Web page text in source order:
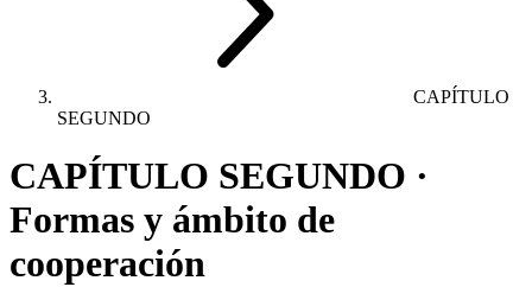
CAPÍTULO
SEGUNDO
CAPÍTULO SEGUNDO ·
Formas y ámbito de
cooperación